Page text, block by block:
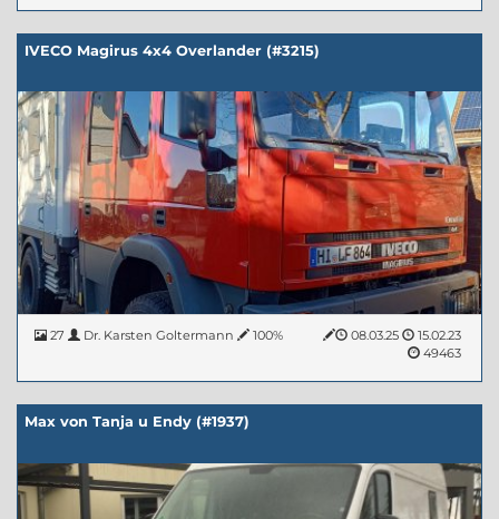
IVECO Magirus 4x4 Overlander (#3215)
27 15.02.23
Dr. Karsten Goltermann 08.03.25
100%
49463
Max von Tanja u Endy (#1937)